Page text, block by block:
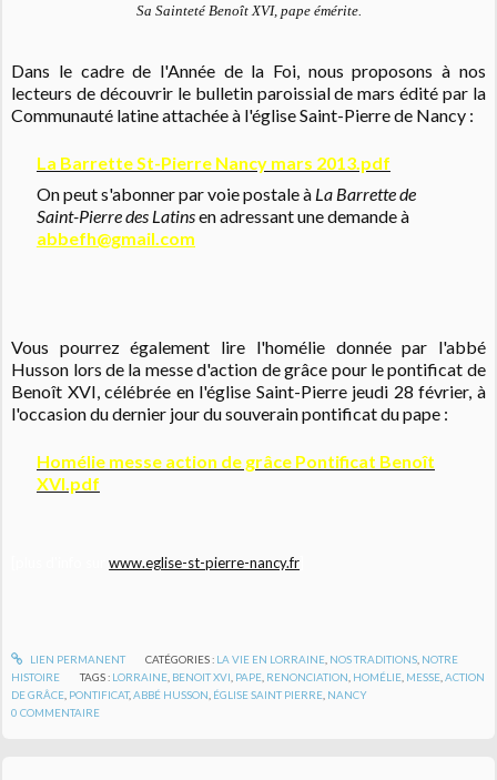
Sa Sainteté Benoît XVI, pape émérite.
Dans le cadre de l'Année de la Foi, nous proposons à nos
lecteurs de découvrir le bulletin paroissial de mars édité par la
Communauté latine attachée à l'église Saint-Pierre de Nancy :
La Barrette St-Pierre Nancy mars 2013.pdf
On peut s'abonner par voie postale à La Barrette de
Saint-Pierre des Latinsen adressant une demande à
abbefh@gmail.com
Vous pourrez également lire l'homélie donnée par l'abbé
Husson lors de la messe d'action de grâce pour le pontificat de
Benoît XVI, célébrée en l'église Saint-Pierre jeudi 28 février, à
l'occasion du dernier jour du souverain pontificat du pape :
Homélie messe action de grâce Pontificat Benoît
XVI.pdf
[plus d'info surwww.eglise-st-pierre-nancy.fr
LIEN PERMANENT CATÉGORIES : LA VIE EN LORRAINE, NOS TRADITIONS, NOTRE
HISTOIRE
TAGS : LORRAINE BENOIT XVI PAPE RENONCIATION HOMÉLIE MESSE ,ACTION
DE GRÂCE PONTIFICAT,ABBÉ HUSSON ÉGLISE SAINT PIERRE NANCY
0 COMMENTAIRE